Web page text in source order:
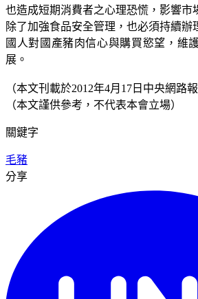
也造成短期消費者之心理恐慌，影響市
除了加強食品安全管理，也必須持續辦
國人對國產豬肉信心與購買慾望，維
展。
（本文刊載於2012年4月17日中央網路報
（本文謹供參考，不代表本會立場）
關鍵字
毛豬
分享